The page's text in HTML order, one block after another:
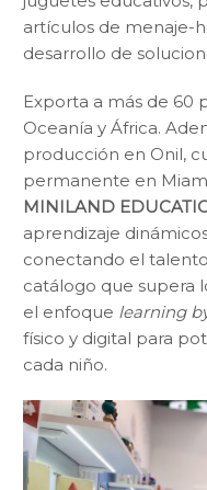
artículos de menaje-
desarrollo de
Exporta a más de 60
Oceanía y África.
producción en Onil,
permanente en
MINILAND
aprendizaje
conectando el
catálogo que supera
el enfoque learning
físico y digital para
cada niño.